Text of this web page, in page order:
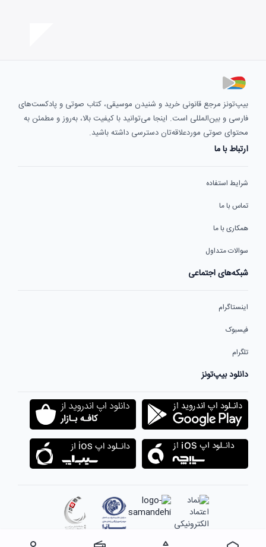
بیپ‌تونز مرجع قانونی خرید و شنیدن موسیقی، کتاب صوتی و پادکست‌های
فارسی و بین‌المللی است. اینجا می‌توانید با کیفیت بالا، به‌روز و مطمئن به
محتوای صوتی موردعلاقه‌تان دسترسی داشته باشید.
ارتباط با ما
شرایط استفاده
تماس با ما
همکاری با ما
سوالات متداول
شبکه‌های اجتماعی
اینستاگرام
فیسبوک
تلگرام
دانلود بیپ‌تونز